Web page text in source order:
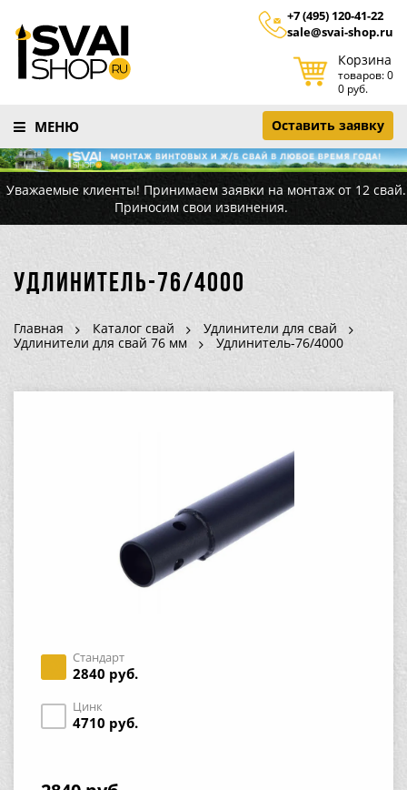
+7 (495) 120-41-22
sale@svai-shop.ru
Корзина
товаров: 0
0 руб.
МЕНЮ Оставить заявку
Уважаемые клиенты! Принимаем заявки на монтаж от 12 свай.
Приносим свои извинения.
Удлинитель-76/4000
Главная Каталог свай
Удлинители для свай
Удлинители для свай 76 мм
Удлинитель-76/4000
Стандарт
2840 руб.
Цинк
4710 руб.